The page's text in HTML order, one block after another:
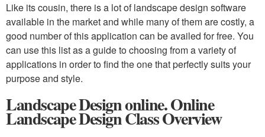
Like its cousin, there is a lot of landscape design software
available in the market and while many of them are costly, a
good number of this application can be availed for free. You
can use this list as a guide to choosing from a variety of
applications in order to find the one that perfectly suits your
purpose and style.
Landscape Design online. Online
Landscape Design Class Overview